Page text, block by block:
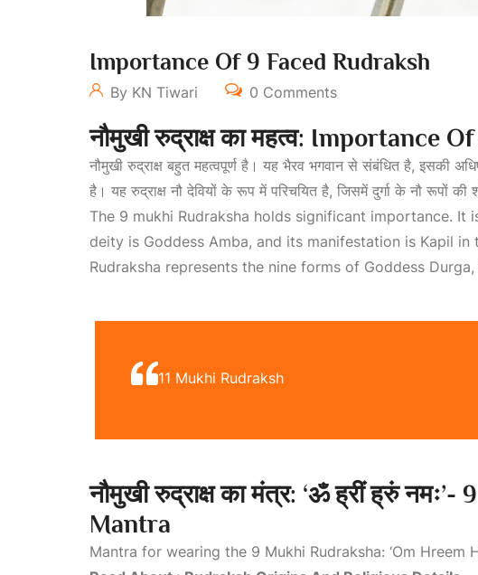
Importance Of 9 Faced Rudraksh
By KN Tiwari 0 Comments
नौमुखीरुद्राक्षकामहत्व: Importance
नौमुखी रुद्राक्ष बहुत महत्वपूर्ण है। यह भैरव भगवान से संबंधित है, इसकी
है। यह रुद्राक्ष नौ देवियों के रूप में परिचयित है, जिसमें दुर्गा के नौ रूपों की
The 9 mukhi Rudraksha holds significant importance. It
deity is Goddess Amba, and its manifestation is Kapil
Rudraksha represents the nine forms of Goddess
11 Mukhi Rudraksh
नौमुखीरुद्राक्षकामंत्र: ‘ॐह्रींह्रुंनमः’-
Mantra
Mantra for wearing the 9 Mukhi Rudraksha: ‘Om Hreem